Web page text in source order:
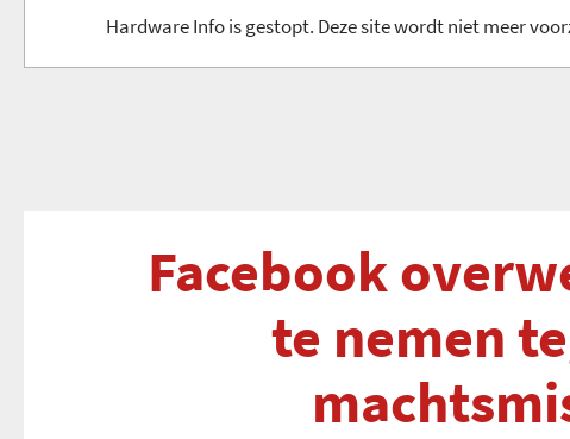
Hardware Info is gestopt. Deze site wordt niet meer
Facebook
te nemen